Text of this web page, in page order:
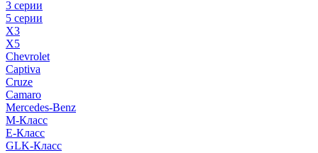
3 серии
5 серии
X3
X5
Chevrolet
Captiva
Cruze
Camaro
Mercedes-Benz
M-Класс
E-Класс
GLK-Класс